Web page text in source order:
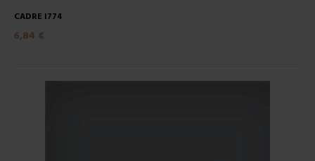
CADRE I774
6,84 €